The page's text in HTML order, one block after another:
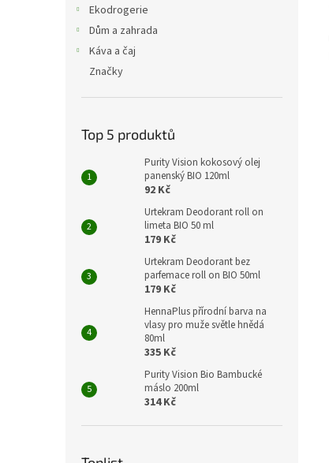
Ekodrogerie
Dům a zahrada
Káva a čaj
Značky
Top 5 produktů
Purity Vision kokosový olej
panenský BIO 120ml
92 Kč
Urtekram Deodorant roll on
limeta BIO 50 ml
179 Kč
Urtekram Deodorant bez
parfemace roll on BIO 50ml
179 Kč
HennaPlus přírodní barva na
vlasy pro muže světle hnědá
80ml
335 Kč
Purity Vision Bio Bambucké
máslo 200ml
314 Kč